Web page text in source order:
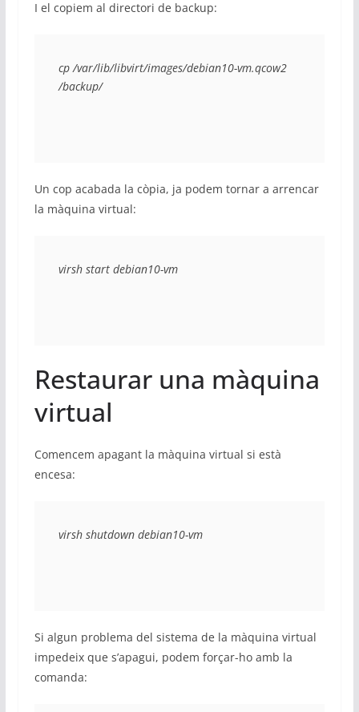
I el copiem al directori de backup:
cp /var/lib/libvirt/images/debian10-vm.qcow2
/backup/
Un cop acabada la còpia, ja podem tornar a arrencar
la màquina virtual:
virsh start debian10-vm
Restaurar una màquina
virtual
Comencem apagant la màquina virtual si està
encesa:
virsh shutdown debian10-vm
Si algun problema del sistema de la màquina virtual
impedeix que s’apagui, podem forçar-ho amb la
comanda: